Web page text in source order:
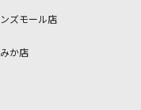
ズモール店
か店